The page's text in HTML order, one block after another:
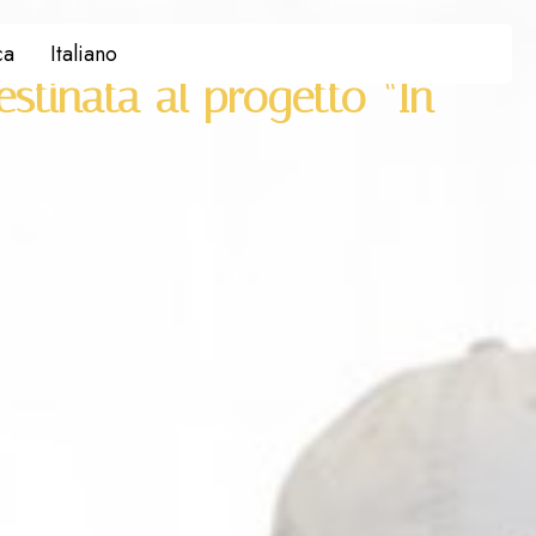
Italiano
al progetto “In sella alla vita”
al progetto “In